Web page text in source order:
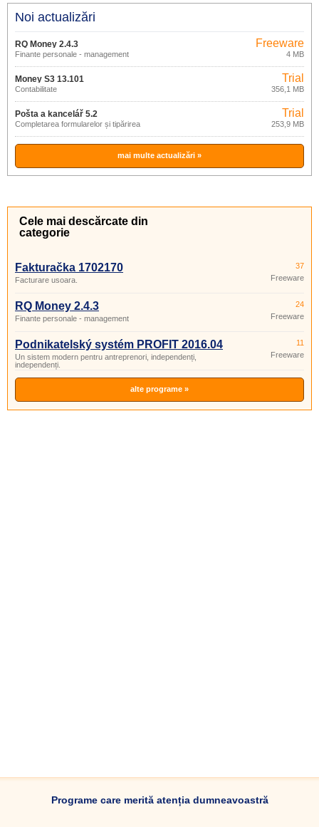
Noi actualizări
RQ Money 2.4.3
Finante personale - management
Freeware
4 MB
Money S3 13.101
Contabilitate
Trial
356,1 MB
Pošta a kancelář 5.2
Completarea formularelor și tipărirea
Trial
253,9 MB
mai multe actualizări »
Cele mai descărcate din
categorie
Fakturačka 1702170
Facturare usoara.
37
Freeware
RQ Money 2.4.3
Finante personale - management
24
Freeware
Podnikatelský systém PROFIT 2016.04
Un sistem modern pentru antreprenori, independenți,
independenți.
11
Freeware
alte programe »
Programe care merită atenția dumneavoastră